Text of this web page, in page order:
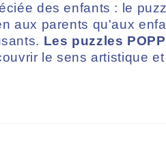
des enfants : le
aux parents qu'aux
Les puzzles
le sens artistique